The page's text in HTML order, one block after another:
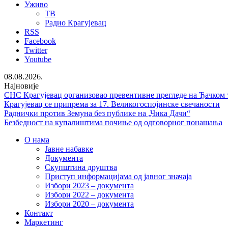
Уживо
ТВ
Радио Крагујевац
RSS
Facebook
Twitter
Youtube
08.08.2026.
Најновије
СНС Крагујевац организовао превентивне прегледе на Ђачком
Крагујевац се припрема за 17. Великогоспојинске свечаности
Раднички против Земуна без публике на „Чика Дачи“
Безбедност на купалиштима почиње од одговорног понашања
О нама
Јавне набавке
Документа
Скупштина друштва
Приступ информацијама од јавног значаја
Избори 2023 – документа
Избори 2022 – документа
Избори 2020 – документа
Контакт
Маркетинг